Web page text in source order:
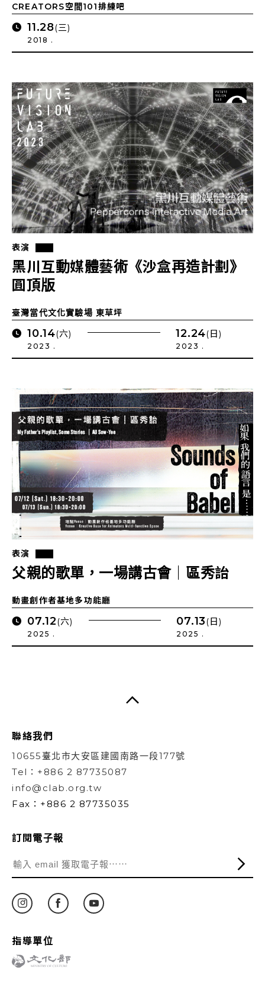
CREATORS空間101排練吧
11.28(三)
2018 .
表演
黑川互動媒體藝術《沙盒再造計劃》
圓頂版
臺灣當代文化實驗場 東草坪
10.14(六)
2023 .
12.24(日)
2023 .
表演
父親的歌單，一場講古會｜區秀詒
動畫創作者基地多功能廳
07.12(六)
2025 .
07.13(日)
2025 .
聯絡我們
10655臺北市大安區建國南路一段177號
Tel：+886 2 87735087
info@clab.org.tw
Fax：+886 2 87735035
訂閱電子報
指導單位